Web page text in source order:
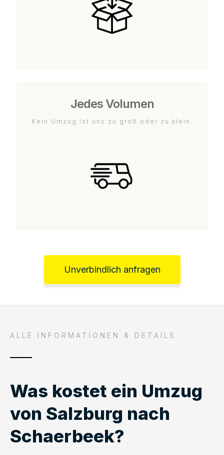
Jedes Volumen
Kein Umzug ist uns zu groß oder zu klein.
Unverbindlich anfragen
ALLE INFORMATIONEN & DETAILS
Was kostet ein Umzug
von Salzburg nach
Schaerbeek?